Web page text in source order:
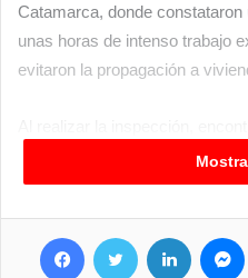
Catamarca, donde
unas horas de intenso trabajo
evitaron la propagación a
consecuencia del siniestro, se
total de los elementos del
Por otra parte, la propietaria